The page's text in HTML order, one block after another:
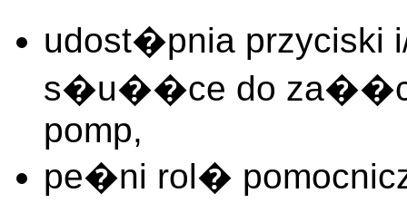
udost�pnia
s�u��ce do
pomp,
pe�ni rol�